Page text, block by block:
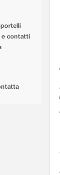
e contatti